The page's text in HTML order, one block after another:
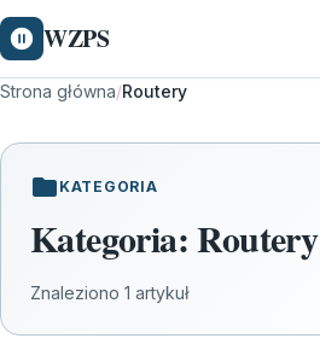
WZPS
Strona główna/Routery
KATEGORIA
Kategoria:Routery
Znaleziono 1 artykuł